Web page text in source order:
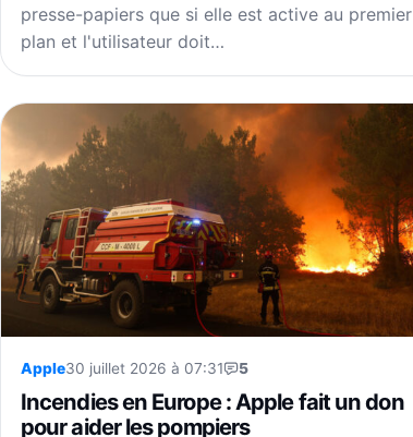
presse-papiers que si elle est active au premier
plan et l'utilisateur doit…
Apple30 juillet 2026 à 07:31 5
Incendies en Europe : Apple fait un don
pour aider les pompiers